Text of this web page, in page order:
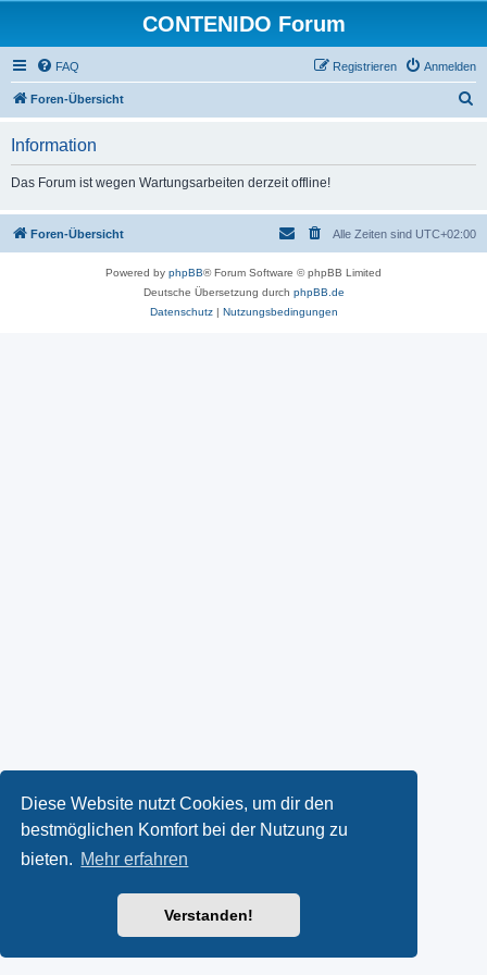
Diese Website nutzt Cookies, um dir den
bestmöglichen Komfort bei der Nutzung zu
bieten. Mehr erfahren
Verstanden!
CONTENIDO Forum
FAQ Anmelden
Registrieren
Foren-Übersicht
Information
Das Forum ist wegen Wartungsarbeiten derzeit offline!
Foren-Übersicht Alle Zeiten sind UTC+02:00
Powered by phpBB® Forum Software © phpBB Limited
Deutsche Übersetzung durch phpBB.de
Datenschutz| Nutzungsbedingungen